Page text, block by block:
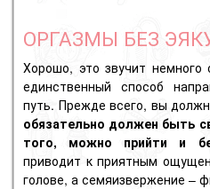
ОРГАЗМЫ БЕЗ
Хорошо, это звучит немного
единственный способ
путь. Прежде всего, вы
обязательно должен быть
того, можно прийти и
приводит к приятным
голове, а семяизвержение –